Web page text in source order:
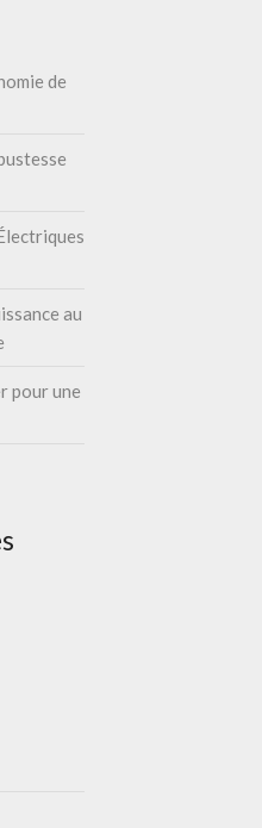
de
au
pour une